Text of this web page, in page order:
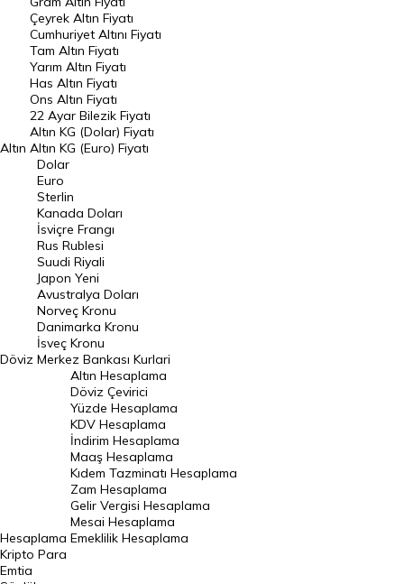
Raporlar
Endeksler
DÖVİZ
Döviz Kuru
Dolar Kuru
Euro Kuru
Pound Kuru
Frank Kuru
Riyal Kuru
Avustralya Doları
Danimarka Kronu Kuru
Kanada Doları Kuru
Norveç Kronu Kuru
İsveç Kronu Kuru
Japon Yeni Kuru
Serbest Piyasa Döviz Kurları
Merkez Bankası Döviz Kurları
Altın Fiyatları
Gram Altın Fiyatı
Altın
Çeyrek Altın Fiyatı
Cumhuriyet Altını Fiyatı
Tam Altın Fiyatı
Yarım Altın Fiyatı
Has Altın Fiyatı
Ons Altın Fiyatı
22 Ayar Bilezik Fiyatı
Altın KG (Dolar) Fiyatı
Altın KG (Euro) Fiyatı
Döviz
Dolar
Euro
Sterlin
Kanada Doları
İsviçre Frangı
Rus Rublesi
Suudi Riyali
Japon Yeni
Avustralya Doları
Norveç Kronu
Danimarka Kronu
İsveç Kronu
Merkez Bankası Kurlari
Hesaplama
Altın Hesaplama
Döviz Çevirici
Yüzde Hesaplama
KDV Hesaplama
İndirim Hesaplama
Maaş Hesaplama
Kıdem Tazminatı Hesaplama
Zam Hesaplama
Gelir Vergisi Hesaplama
Mesai Hesaplama
Emeklilik Hesaplama
Kripto Para
Emtia